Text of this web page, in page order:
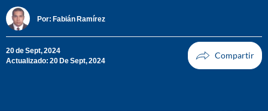
Por: Fabián Ramírez
20 de Sept, 2024
Actualizado: 20 De Sept, 2024